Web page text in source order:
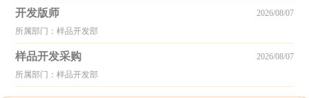
开发版师
所属部门：样品开发部
2026/08/07
样品开发采购
所属部门：样品开发部
2026/08/07